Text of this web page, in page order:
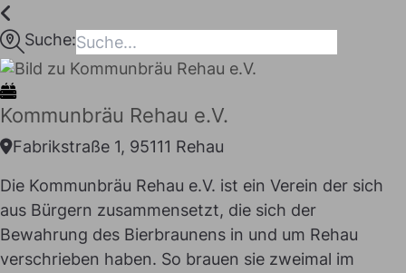
springen
maps
Suche:
Kommunbräu Rehau e.V.
Fabrikstraße 1, 95111 Rehau
Die Kommunbräu Rehau e.V. ist ein Verein der sich
aus Bürgern zusammensetzt, die sich der
Bewahrung des Bierbraunens in und um Rehau
verschrieben haben. So brauen sie zweimal im